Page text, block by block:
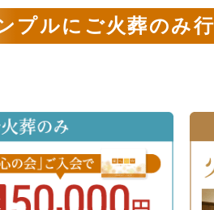
プルにご火葬のみ